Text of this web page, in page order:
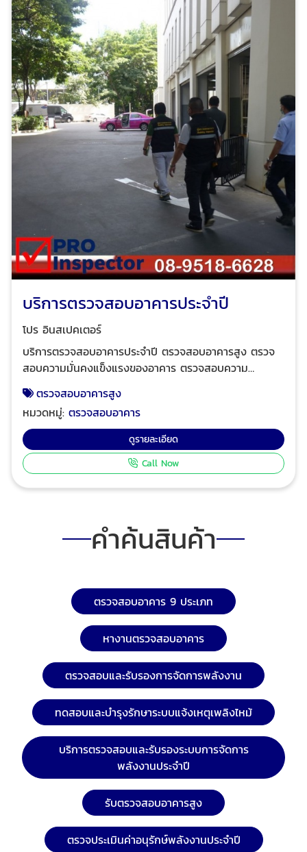
และโรงงาน เพื่อทำรายงานและ ออกหนังสือรับรองความ
ปลอดภัยประเภทต่างๆ ตามกฎหมาย ได้รับความไว้วางใจ
จากบริษัทชั้นนำระดับแนวหน้าของไทย และโรงงานชั้นนำของ
ไทย
บริการตรวจสอบอาคารประจำปี
โปร อินสเปคเตอร์
บริการตรวจสอบอาคารประจำปี ตรวจสอบอาคารสูง ตรวจ
สอบความมั่นคงแข็งแรงของอาคาร ตรวจสอบความ
สอบสมรรถนะของระบบและอุปกรณ์ต่างๆ ของอาคารเพื่อ
อพยพผู้ใช้อาคารและตรวจสอบระบบบริหารจัดการความ
ปลอดภัยในอาคาร เป็นไปตามพระราชบัญญัติควบคุมอาคาร
มาตรา 32 ทวิ เพื่อยื่นขอใบรับรองการตรวจสอบอาคาร ร.1
โดยผู้ตรวจสอบอาคารมืออาชีพ สมาชิกสมาคมผู้ตรวจสอบ
สอบครบ มีมาตรฐานการตรวจสอบทุกขั้นตอน ตรวจสอบ
อาคารชุด คอนโดมิเนียม ตรวจสอบอาคารโรงแรม-เซอร์วิสอ
พยาบาลขนาดใหญ่ ตรวจสอบอาคารสูง อาคารเรียน
มหาวิทยาลัย ตรวจสอบสถานบริการ อาคารศูนย์การค้า
เชี่ยวชาญด้านการให้บริการตรวจสอบอาคาร ตรวจสอบและ
รับรองการจัดการพลังงาน ตรวจสอบและรับรองระบบไฟฟ้า
ประจำปี ตรวจสอบระบบแจ้งเหตุเพลิงไหม้อาคารและโรงงาน
เพื่อทำรายงานและ ออกหนังสือรับรองความปลอดภัย
ประเภทต่างๆ ตามกฎหมาย ได้รับความไว้วางใจจากบริษัท
ชั้นนำระดับแนวหน้าของไทย และโรงงานชั้นนำของไทย
ตรวจสอบอาคารสูง
หมวดหมู่:ตรวจสอบอาคาร
ดูรายละเอียด
Call Now
คำค้นสินค้า
ตรวจสอบอาคาร 9 ประเภท
หางานตรวจสอบอาคาร
ตรวจสอบและรับรองการจัดการพลังงาน
ทดสอบและบำรุงรักษาระบบแจ้งเหตุเพลิงไหม้
บริการตรวจสอบและรับรองระบบการจัดการ
พลังงานประจำปี
รับตรวจสอบอาคารสูง
ตรวจประเมินค่าอนุรักษ์พลังงานประจำปี